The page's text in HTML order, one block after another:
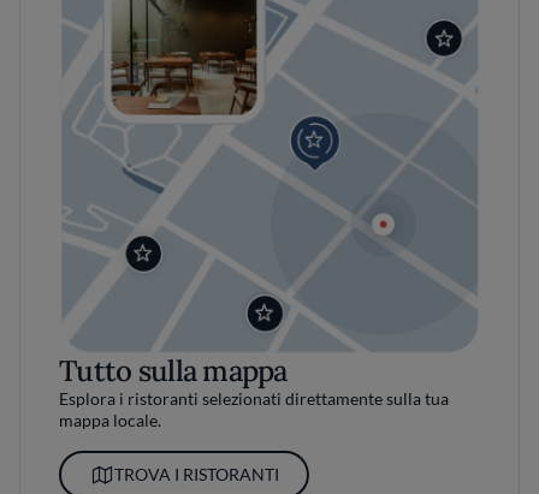
Tutto sulla mappa
Esplora i ristoranti selezionati direttamente sulla tua
mappa locale.
TROVA I RISTORANTI